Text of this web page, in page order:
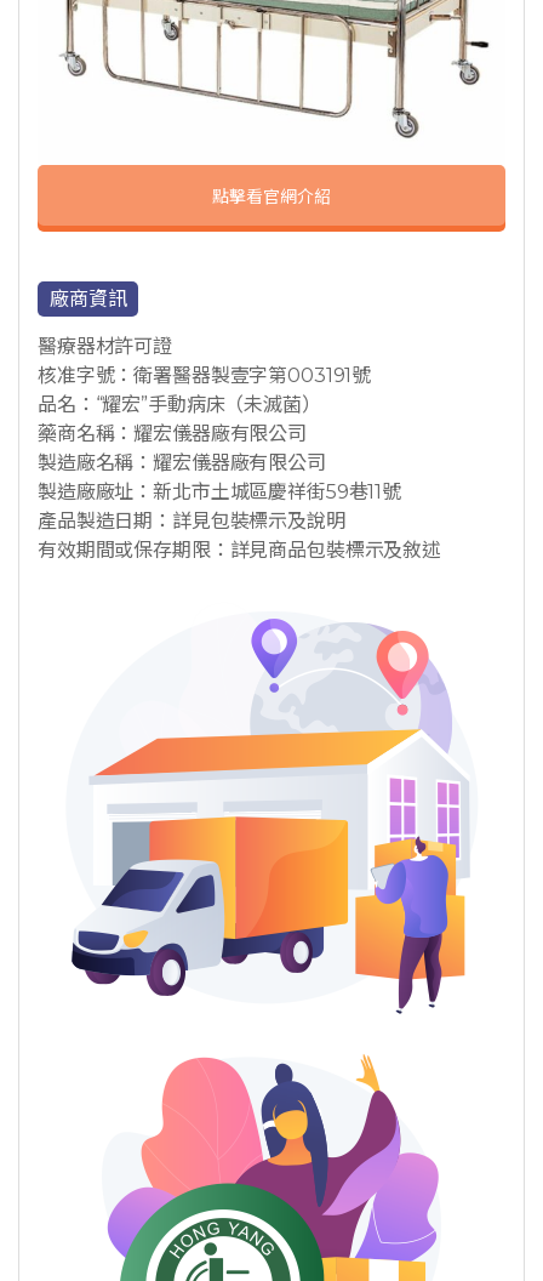
點擊看官網介紹
廠商資訊
醫療器材許可證
核准字號：衛署醫器製壹字第003191號
品名：“耀宏”手動病床（未滅菌）
藥商名稱：耀宏儀器廠有限公司
製造廠名稱：耀宏儀器廠有限公司
製造廠廠址：新北市土城區慶祥街59巷11號
產品製造日期：詳見包裝標示及說明
有效期間或保存期限：詳見商品包裝標示及敘述